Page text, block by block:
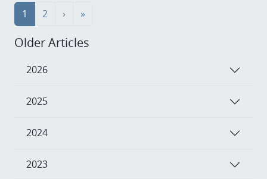
1 2 › »
Older Articles
2026
2025
2024
2023